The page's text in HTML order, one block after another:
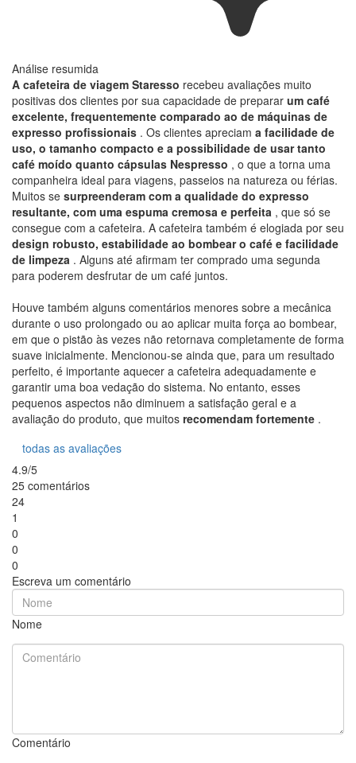
Análise resumida
A cafeteira de viagem Staresso recebeu avaliações muito
positivas dos clientes por sua capacidade de preparar um café
excelente, frequentemente comparado ao de máquinas de
expresso profissionais . Os clientes apreciam a facilidade de
uso, o tamanho compacto e a possibilidade de usar tanto
café moído quanto cápsulas Nespresso , o que a torna uma
companheira ideal para viagens, passeios na natureza ou férias.
Muitos se surpreenderam com a qualidade do expresso
resultante, com uma espuma cremosa e perfeita , que só se
consegue com a cafeteira. A cafeteira também é elogiada por seu
design robusto, estabilidade ao bombear o café e facilidade
de limpeza . Alguns até afirmam ter comprado uma segunda
para poderem desfrutar de um café juntos.
Houve também alguns comentários menores sobre a mecânica
durante o uso prolongado ou ao aplicar muita força ao bombear,
em que o pistão às vezes não retornava completamente de forma
suave inicialmente. Mencionou-se ainda que, para um resultado
perfeito, é importante aquecer a cafeteira adequadamente e
garantir uma boa vedação do sistema. No entanto, esses
pequenos aspectos não diminuem a satisfação geral e a
avaliação do produto, que muitos recomendam fortemente .
todas as avaliações
4.9/5
25 comentários
24
1
0
0
0
Escreva um comentário
Nome
Comentário